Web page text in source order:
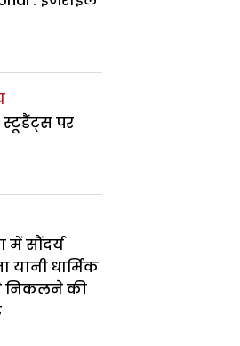
स्टूडैंट्स पर
में सौंदर्य
यानी धार्मिक
निकलने की